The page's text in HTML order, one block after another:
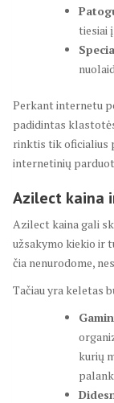
tiesiai
Perkant internetu
padidintas
rinktis tik oficialius
internetinių
Azilect kaina
Azilect kaina gali
užsakymo kiekio ir
čia nenurodome,
Tačiau yra keletas
kurių